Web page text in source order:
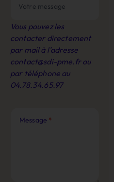
Vous pouvez les
contacter directement
par mail à l’adresse
contact@sdi-pme.frou
par téléphone au
04.78.34.65.97
Message *